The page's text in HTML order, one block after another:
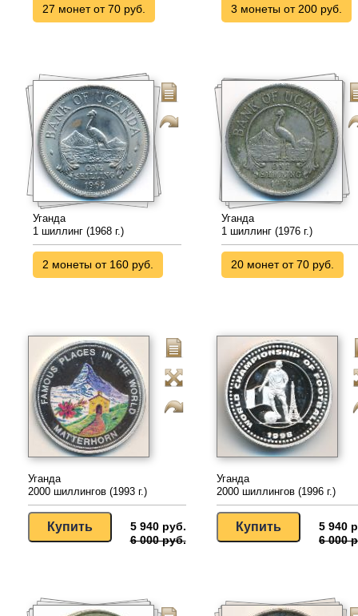
27 монет от 70 руб. 3 монеты от 200 руб.
Уганда
1 шиллинг (1968 г.)
2 монеты от 160 руб.
Уганда
1 шиллинг (1976 г.)
20 монет от 70 руб.
Уганда
2000 шиллингов (1993 г.)
5 940 руб.
6 000 руб.
Уганда
2000 шиллингов (1996 г.)
5 940
6 000